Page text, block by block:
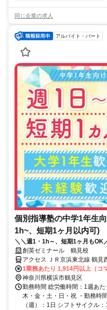
同じ企業の求人
アルバイト・パート
個別指導塾の中学1年生
1h~、短期1ヶ月以内可)
＼＼週1・1h～、短期1ヶ月もOK
ートで初バイトでも安心◎面接履
創英ゼミナール 鶴見校
アクセス ＪＲ京浜東北線 鶴見
徒歩約5分、ＪＲ横須賀武蔵野
1業務あたり 1,914円以上（コ
神奈川県横浜市鶴見区
勤務時間 総労働時間：1週あ
木・金・土・日・祝 ・勤務時
（週）：1日 シフトサイクル